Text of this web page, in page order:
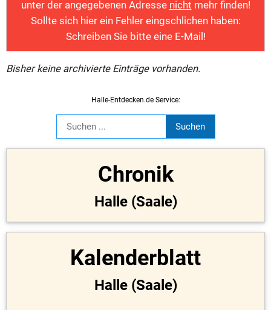
unter der angegebenen Adresse nicht mehr finden!
Sollte sich hier ein Fehler eingschlichen haben:
Schreiben Sie bitte eine E-Mail!
Bisher keine archivierte Einträge vorhanden.
Halle-Entdecken.de Service:
Chronik
Halle (Saale)
Kalenderblatt
Halle (Saale)